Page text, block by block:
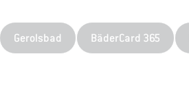
Gerolsbad BäderCard 365